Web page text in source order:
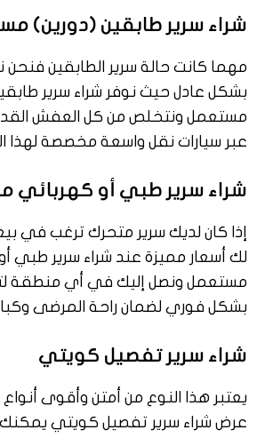
شراء سرير طابقين (دورين)
مهما كانت حالة سرير الطابقين
بشكل عادل حيث نوفر شراء سرير
مستعمل ونتخلص من كل العفش
عبر سيارات نقل واسعة مخصصة لهذا
شراء سرير طبي أو كهربائي
إذا كان لديك سرير متحرك ترغب في
لك أسعار مميزة عند شراء سرير طبي
مستعمل ونصل إليك في أي منطقة
بشكل فوري لضمان راحة المرضى
شراء سرير تفصيل كويتي
يعتبر هذا النوع من أمتن وأقوى أنواع
عرض شراء سرير تفصيل كويتي يمكنك